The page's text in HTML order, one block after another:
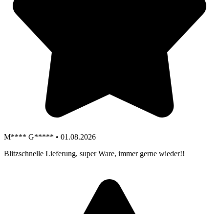
M**** G***** • 01.08.2026
Blitzschnelle Lieferung, super Ware, immer gerne wieder!!